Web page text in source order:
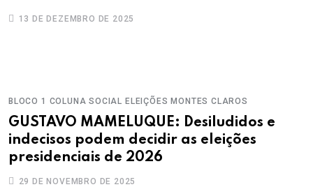
13 DE DEZEMBRO DE 2025
BLOCO 1 COLUNA SOCIAL ELEIÇÕES MONTES CLAROS
GUSTAVO MAMELUQUE: Desiludidos e
indecisos podem decidir as eleições
presidenciais de 2026
29 DE NOVEMBRO DE 2025